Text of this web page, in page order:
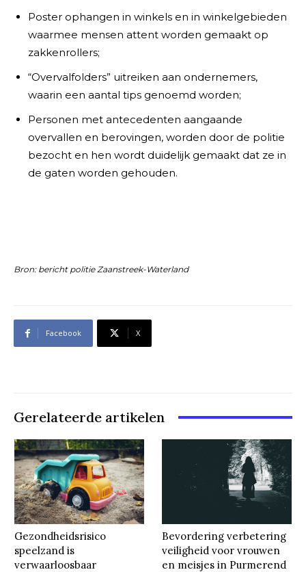
Poster ophangen in winkels en in winkelgebieden
waarmee mensen attent worden gemaakt op
zakkenrollers;
“Overvalfolders” uitreiken aan ondernemers,
waarin een aantal tips genoemd worden;
Personen met antecedenten aangaande
overvallen en berovingen, worden door de politie
bezocht en hen wordt duidelijk gemaakt dat ze in
de gaten worden gehouden.
Bron: bericht politie Zaanstreek-Waterland
Facebook X
Gerelateerde artikelen
Gezondheidsrisico
speelzand is
verwaarloosbaar
Bevordering verbetering
veiligheid voor vrouwen
en meisjes in Purmerend